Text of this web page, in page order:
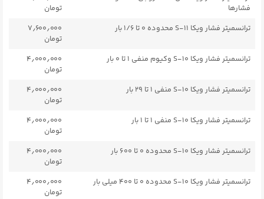
فشارها
تومان
ترانسمیتر فشار ویکا S-۱۱ محدوده ۰ تا ۱/۶ بار
۷٫۶۰۰٫۰۰۰
تومان
ترانسمیتر فشار ویکا S-۱۰ وکیوم منفی ۱ تا ۰ بار
۴٫۰۰۰٫۰۰۰
تومان
ترانسمیتر فشار ویکا S-۱۰ منفی ۱ تا ۲۹ بار
۴٫۰۰۰٫۰۰۰
تومان
ترانسمیتر فشار ویکا S-۱۰ منفی ۱ تا ۱ بار
۴٫۰۰۰٫۰۰۰
تومان
ترانسمیتر فشار ویکا S-۱۰ محدوده ۰ تا ۶۰۰ بار
۴٫۰۰۰٫۰۰۰
تومان
ترانسمیتر فشار ویکا S-۱۰ محدوده ۰ تا ۴۰۰ میلی بار
۴٫۰۰۰٫۰۰۰
تومان